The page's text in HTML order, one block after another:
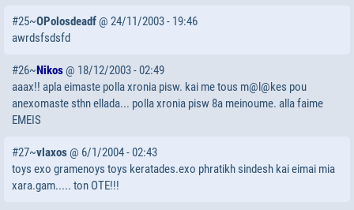
#25~OPolosdeadf@ 24/11/2003 - 19:46
awrdsfsdsfd
#26~Nikos @ 18/12/2003 - 02:49
aaax!! apla eimaste polla xronia pisw. kai me tous m@l@kes pou
anexomaste sthn ellada... polla xronia pisw 8a meinoume. alla faime
EMEIS
#27~vlaxos@ 6/1/2004 - 02:43
toys exo gramenoys toys keratades.exo phratikh sindesh kai eimai mia
xara.gam..... ton OTE!!!